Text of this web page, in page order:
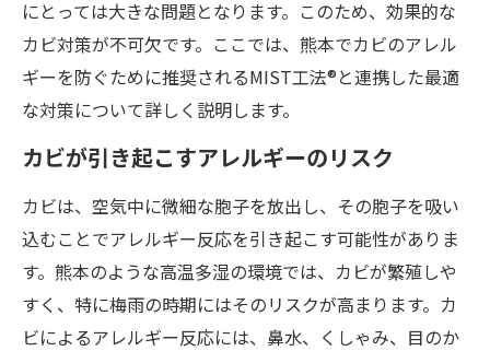
にとっては大きな問題となります。このため、効果的な
カビ対策が不可欠です。ここでは、熊本でカビのアレル
ギーを防ぐために推奨されるMIST工法®と連携した最適
な対策について詳しく説明します。
カビが引き起こすアレルギーのリスク
カビは、空気中に微細な胞子を放出し、その胞子を吸い
込むことでアレルギー反応を引き起こす可能性がありま
す。熊本のような高温多湿の環境では、カビが繁殖しや
すく、特に梅雨の時期にはそのリスクが高まります。カ
ビによるアレルギー反応には、鼻水、くしゃみ、目のか